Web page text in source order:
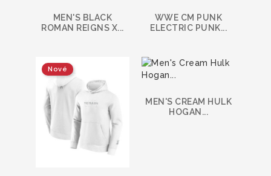
MEN'S BLACK
ROMAN REIGNS X...
WWE CM PUNK
ELECTRIC PUNK...
Nové
MEN'S CREAM HULK
HOGAN...